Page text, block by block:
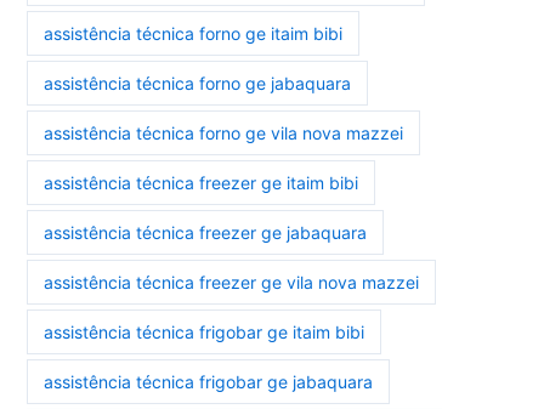
assistência técnica forno ge itaim bibi
assistência técnica forno ge jabaquara
assistência técnica forno ge vila nova mazzei
assistência técnica freezer ge itaim bibi
assistência técnica freezer ge jabaquara
assistência técnica freezer ge vila nova mazzei
assistência técnica frigobar ge itaim bibi
assistência técnica frigobar ge jabaquara